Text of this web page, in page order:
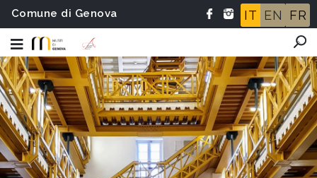
Comune di Genova IT EN FR